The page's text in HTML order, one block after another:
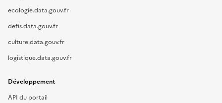
ecologie.data.gouv.fr
defis.data.gouv.fr
culture.data.gouv.fr
logistique.data.gouv.fr
Développement
API du portail